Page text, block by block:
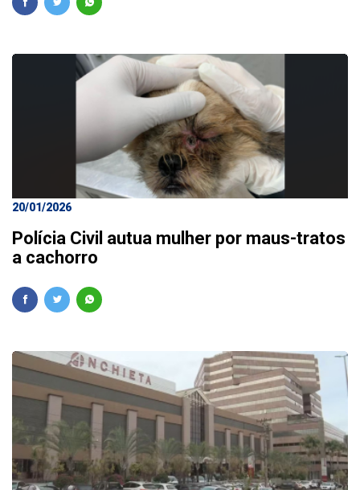
20/01/2026
Polícia Civil autua mulher por maus-tratos
a cachorro